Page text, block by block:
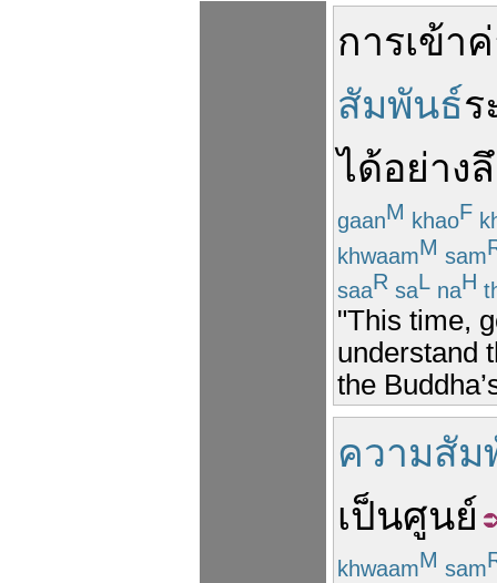
การเข้า
สัมพันธ์ร
ได้อย่าง
gaanM khaoF
khwaamM sam
saaR saL naH
"This time,
understand
the
ความสัม
เป็นศูนย์
khwaamM sam